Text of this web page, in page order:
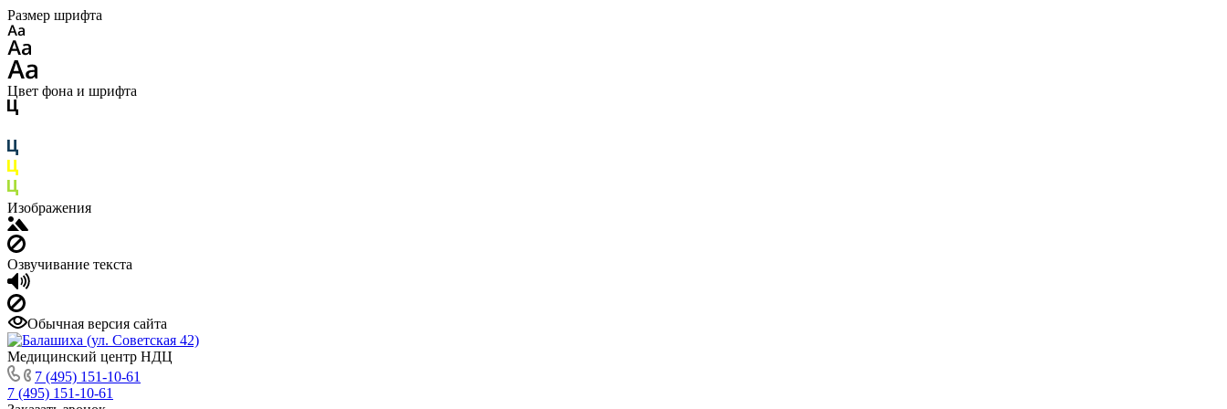
Размер шрифта
Цвет фона и шрифта
Изображения
Озвучивание текста
Обычная версия сайта
Медицинский центр НДЦ
7 (495) 151-10-61
7 (495) 151-10-61